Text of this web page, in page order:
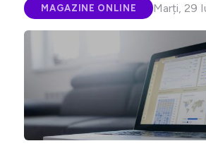
MAGAZINE ONLINE Marți, 29